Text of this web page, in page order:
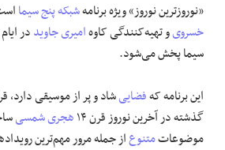
«نوروزترین نوروز» ویژه برنامهشبکه پنج سیما
خسرویو تهیه‌کنندگی کاوهامیریجاوید
سیما پخش می‌شود.
این برنامه کهفضاییشاد و پر از موسیقی دارد،
گذشته در آخرین نوروز قرن ۱۴
هجری شمسی
موضوعاتمتنوعاز جمله مرور مهم‌ترین